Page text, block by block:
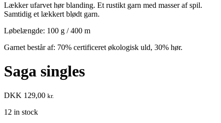
Lækker ufarvet hør blanding. Et rustikt garn med masser af spil.
Samtidig et lækkert blødt garn.
Løbelængde: 100 g / 400 m
Garnet består af: 70% certificeret økologisk uld, 30% hør.
Saga singles
DKK 129,00 kr.
12 in stock